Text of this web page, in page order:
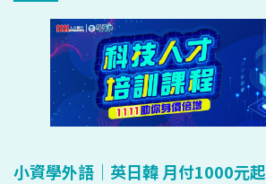
小資學外語｜英日韓 月付1000元起